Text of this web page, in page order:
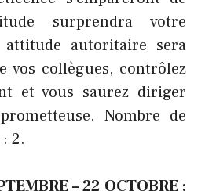
surprendra votre
attitude autoritaire sera
vos collègues, contrôlez
et vous saurez diriger
Nombre de
2.
– 22 OCTOBRE :